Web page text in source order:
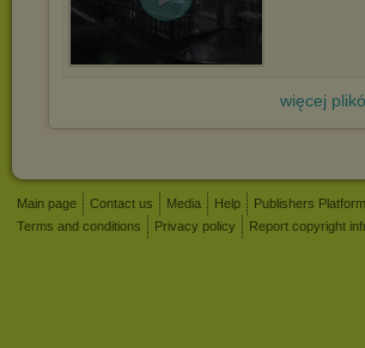
więcej
Main page Contact us Media Help
Publishers Platform
Terms and conditions
Privacy policy Report copyright